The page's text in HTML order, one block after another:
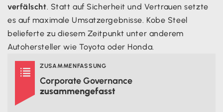
verfälscht. Statt auf Sicherheit und Vertrauen setzte
es auf maximale Umsatzergebnisse. Kobe Steel
belieferte zu diesem Zeitpunkt unter anderem
Autohersteller wie Toyota oder Honda.
 ZUSAMMENFASSUNG
Corporate Governance
zusammengefasst